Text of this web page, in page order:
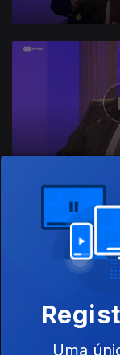
Uma